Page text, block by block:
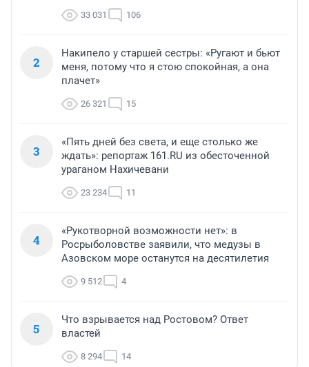
33 031 106
2
Накипело у старшей сестры: «Ругают и бьют
меня, потому что я стою спокойная, а она
плачет»
26 321 15
3
«Пять дней без света, и еще столько же
ждать»: репортаж 161.RU из обесточенной
ураганом Нахичевани
23 234 11
4
«Рукотворной возможности нет»: в
Росрыболовстве заявили, что медузы в
Азовском море останутся на десятилетия
9 512 4
5
Что взрывается над Ростовом? Ответ
властей
8 294 14